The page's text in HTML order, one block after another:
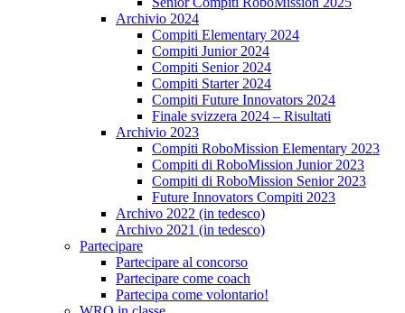
Archivio 2024
Compiti Elementary 2024
Compiti Junior 2024
Compiti Senior 2024
Compiti Starter 2024
Compiti Future Innovators 2024
Finale svizzera 2024 – Risultati
Archivio 2023
Compiti RoboMission Elementary 2023
Compiti di RoboMission Junior 2023
Compiti di RoboMission Senior 2023
Future Innovators Compiti 2023
Archivo 2022 (in tedesco)
Archivo 2021 (in tedesco)
Partecipare
Partecipare al concorso
Partecipare come coach
Partecipa come volontario!